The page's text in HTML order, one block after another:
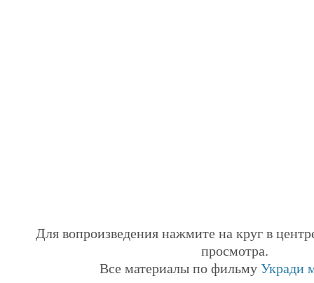
Для вопроизведения нажмите на круг в
просмотра.
Все материалы по фильму Укради